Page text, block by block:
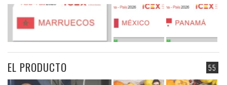
55
EL PRODUCTO